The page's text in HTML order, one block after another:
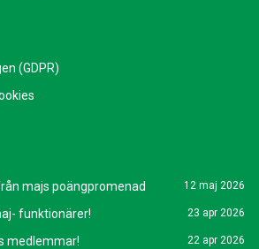
(GDPR)
majs poängpromenad 12 maj 2026
funktionärer! 23 apr 2026
medlemmar! 22 apr 2026